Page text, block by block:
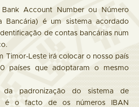
Account Number ou Número
Bancária) é um sistema acordado
de contas bancárias num
Timor-Leste irá colocar o nosso país
países que adoptaram o mesmo
da padronização do sistema de
é o facto de os números IBAN